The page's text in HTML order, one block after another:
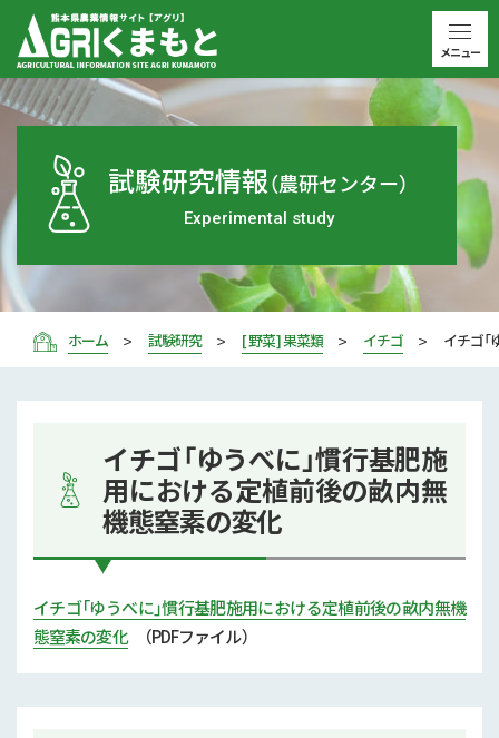
試験研究情報（農研センター）
Experimental study
ホーム 試験研究 [ 野菜 ] 果菜類 イチゴ イチゴ
イチゴ「ゆうべに」慣行基肥施
用における定植前後の畝内無
機態窒素の変化
イチゴ「ゆうべに」慣行基肥施用における定植前後の畝内無機
態窒素の変化（PDFファイル）
メニュー